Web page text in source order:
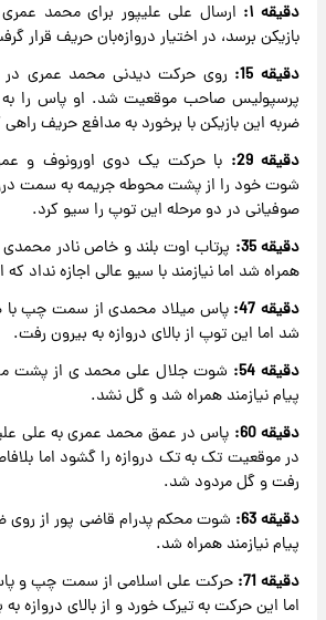
دقیقه ۱:
ارسال علی علیپور برای محمد
بازیکن برسد، در اختیار دروازه‌بان حریف قرار
دقیقه 15:
روی حرکت دیدنی محمد عمری
پرسپولیس صاحب موقعیت شد. او پاس را به
ضربه این بازیکن با برخورد به مدافع حریف
دقیقه 29:
با حرکت یک دوی اورونوف و
شوت خود را از پشت محوطه جریمه به سمت
صوفیانی در دو مرحله این توپ را سیو کرد.
دقیقه 35:
پرتاب اوت بلند و خاص نادر
همراه شد اما نیازمند با سیو عالی اجازه نداد
دقیقه 47:
پاس میلاد محمدی از سمت چپ با
شد اما این توپ از بالای دروازه به بیرون رفت.
دقیقه 54:
شوت جلال علی محمد ی از پشت
پیام نیازمند همراه شد و گل نشد.
دقیقه 60:
پاس در عمق محمد عمری به علی
در موقعیت تک به تک دروازه را گشود اما
رفت و گل مردود شد.
دقیقه 63:
شوت محکم پدرام قاضی پور از روی
پیام نیازمند همراه شد.
دقیقه 71:
حرکت علی اسلامی از سمت چپ و
اما این حرکت به تیرک خورد و از بالای دروازه